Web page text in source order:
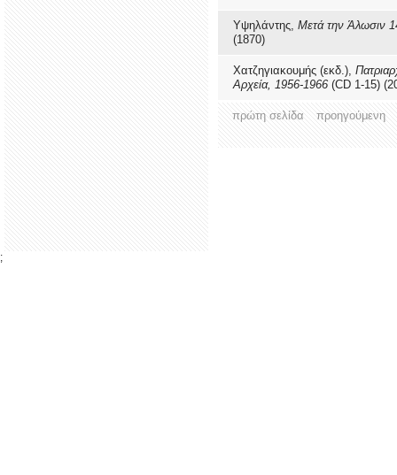
Υψηλάντης, Μετά την Άλωσιν
(1870)
Χατζηγιακουμής (εκδ.),
Αρχεία, 1956-1966 (CD 1-15)
πρώτη σελίδα προηγούμενη
;